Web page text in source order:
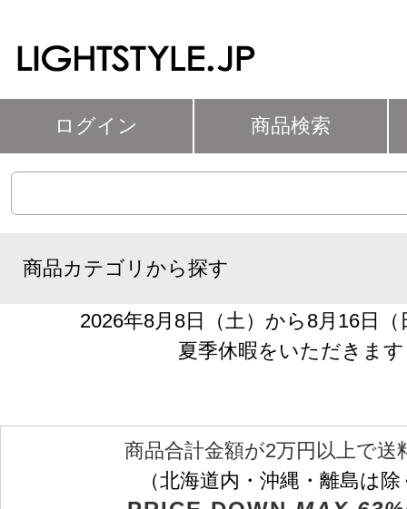
ログイン 商品検索
商品カテゴリから探す
2026年8月8日（土）から8月16日
夏季休暇をいただきます
商品合計金額が2万円以上で送
（北海道内・沖縄・離島は